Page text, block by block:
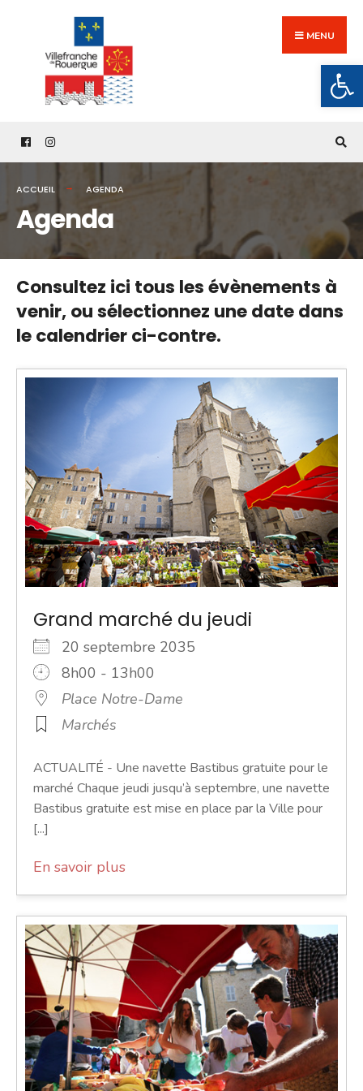
content
MENU
ACCUEIL AGENDA
Agenda
Consultez ici tous les évènements à
venir,ou sélectionnez une date dans
le calendrier ci-contre.
Grand marché du jeudi
20 septembre 2035
8h00 - 13h00
Place Notre-Dame
Marchés
ACTUALITÉ - Une navette Bastibus gratuite pour le
marché Chaque jeudi jusqu’à septembre, une navette
Bastibus gratuite est mise en place par la Ville pour
[...]
En savoir plus